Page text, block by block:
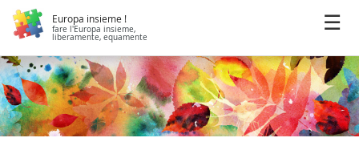
Europa insieme !
fare l'Europa insieme,
liberamente, equamente